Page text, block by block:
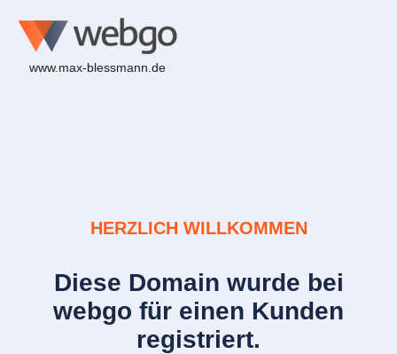
www.max-blessmann.de
HERZLICH WILLKOMMEN
Diese Domain wurde bei
webgo für einen Kunden
registriert.